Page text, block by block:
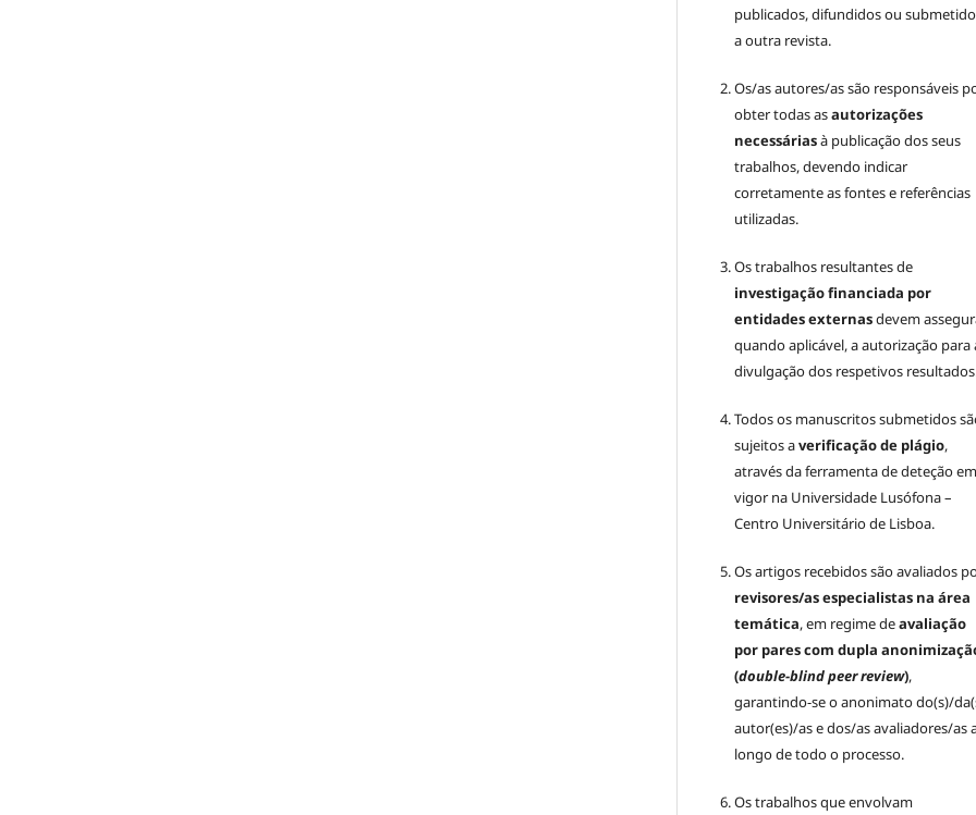
publicados, difundidos ou
a outra revista.
Os/as autores/as são responsáveis
obter todas asautorizações
necessáriasà publicação dos seus
trabalhos, devendo indicar
corretamente as fontes e referências
utilizadas.
Os trabalhos resultantes de
investigação financiada por
entidades externasdevem
quando aplicável, a autorização para
divulgação dos respetivos
Todos os manuscritos submetidos
sujeitos averificação de plágio,
através da ferramenta de deteção em
vigor na Universidade Lusófona –
Centro Universitário de Lisboa.
Os artigos recebidos são avaliados
revisores/as especialistas na área
temática, em regime deavaliação
por pares com dupla
(double-blind peer review),
garantindo-se o anonimato do(s)/
autor(es)/as e dos/as avaliadores/as
longo de todo o processo.
Os trabalhos que envolvam